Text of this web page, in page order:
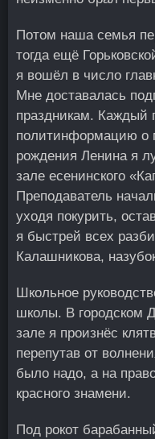
Потом наша семья
тогда ещё
я вошёл в число
Мне доставалась
праздникам. Каждый
политинформацию о
рождения Ленина я
зале есенинского
Преподаватель
уходя покурить,
я быстрей всех
Калашникова,
Школьное
школы. В городском
зале я произнёс
перепутав от
было надо, а на
красного знамени.
Под рокот